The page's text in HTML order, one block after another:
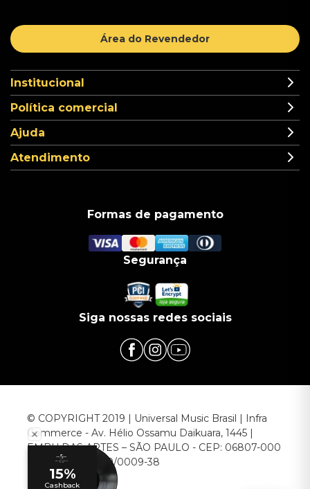
Área do Revendedor
Institucional
Política comercial
Ajuda
Atendimento
Formas de pagamento
Segurança
Siga nossas redes sociais
© COPYRIGHT 2019 | Universal Music Brasil | Infra
Commerce - Av. Hélio Ossamu Daikuara, 1445 |
EMBU DAS ARTES – SÃO PAULO - CEP: 06807-000
CNPJ: 00.952.789/0009-38